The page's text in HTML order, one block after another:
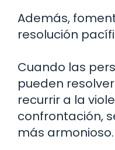
Además,
resolución
Cuando las
pueden
recurrir a la
confrontación,
más armonioso.